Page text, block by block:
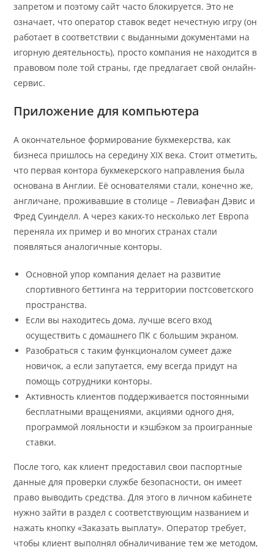
запретом и поэтому сайт часто блокируется. Это не
означает, что оператор ставок ведет нечестную игру (он
работает в соответствии с выданными документами на
игорную деятельность), просто компания не находится в
правовом поле той страны, где предлагает свой онлайн-
сервис.
Приложение для компьютера
А окончательное формирование букмекерства, как
бизнеса пришлось на середину XIX века. Стоит отметить,
что первая контора букмекерского направления была
основана в Англии. Её основателями стали, конечно же,
англичане, проживавшие в столице – Левиафан Дэвис и
Фред Суинделл. А через каких-то несколько лет Европа
переняла их пример и во многих странах стали
появляться аналогичные конторы.
Основной упор компания делает на развитие
спортивного беттинга на территории постсоветского
пространства.
Если вы находитесь дома, лучше всего вход
осуществить с домашнего ПК с большим экраном.
Разобраться с таким функционалом сумеет даже
новичок, а если запутается, ему всегда придут на
помощь сотрудники конторы.
Активность клиентов поддерживается постоянными
бесплатными вращениями, акциями одного дня,
программой лояльности и кэшбэком за проигранные
ставки.
После того, как клиент предоставил свои паспортные
данные для проверки службе безопасности, он имеет
право выводить средства. Для этого в личном кабинете
нужно зайти в раздел с соответствующим названием и
нажать кнопку «Заказать выплату». Оператор требует,
чтобы клиент выполнял обналичивание тем же методом,